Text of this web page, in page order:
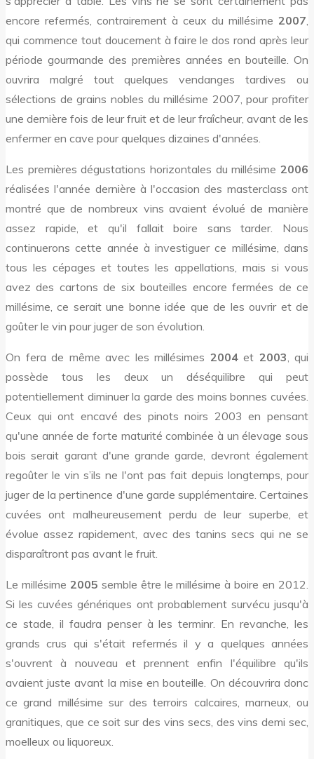
encore refermés, contrairement à ceux du millésime 2007
qui commence tout doucement à faire le dos rond après leur
période gourmande des premières années en bouteille. On
ouvrira malgré tout quelques vendanges tardives ou
sélections de grains nobles du millésime 2007, pour profiter
une dernière fois de leur fruit et de leur fraîcheur, avant de les
enfermer en cave pour quelques dizaines d'années.
Les premières dégustations horizontales du millésime 2006
réalisées l'année dernière à l'occasion des masterclass ont
montré que de nombreux vins avaient évolué de manière
assez rapide, et qu'il fallait boire sans tarder. Nous
continuerons cette année à investiguer ce millésime, dans
tous les cépages et toutes les appellations, mais si vous
avez des cartons de six bouteilles encore fermées de ce
millésime, ce serait une bonne idée que de les ouvrir et de
goûter le vin pour juger de son évolution.
On fera de même avec les millésimes 2004et 2003 , qui
possède tous les deux un déséquilibre qui peut
potentiellement diminuer la garde des moins bonnes cuvées.
Ceux qui ont encavé des pinots noirs 2003 en pensant
qu'une année de forte maturité combinée à un élevage sous
bois serait garant d'une grande garde, devront également
regoûter le vin s’ils ne l'ont pas fait depuis longtemps, pour
juger de la pertinence d'une garde supplémentaire. Certaines
cuvées ont malheureusement perdu de leur superbe, et
évolue assez rapidement, avec des tanins secs qui ne se
disparaîtront pas avant le fruit.
Le millésime 2005 semble être le millésime à boire en 2012.
Si les cuvées génériques ont probablement survécu jusqu'à
ce stade, il faudra penser à les terminr. En revanche, les
grands crus qui s'était refermés il y a quelques années
s'ouvrent à nouveau et prennent enfin l'équilibre qu'ils
avaient juste avant la mise en bouteille. On découvrira donc
ce grand millésime sur des terroirs calcaires, marneux, ou
granitiques, que ce soit sur des vins secs, des vins demi sec,
moelleux ou liquoreux.